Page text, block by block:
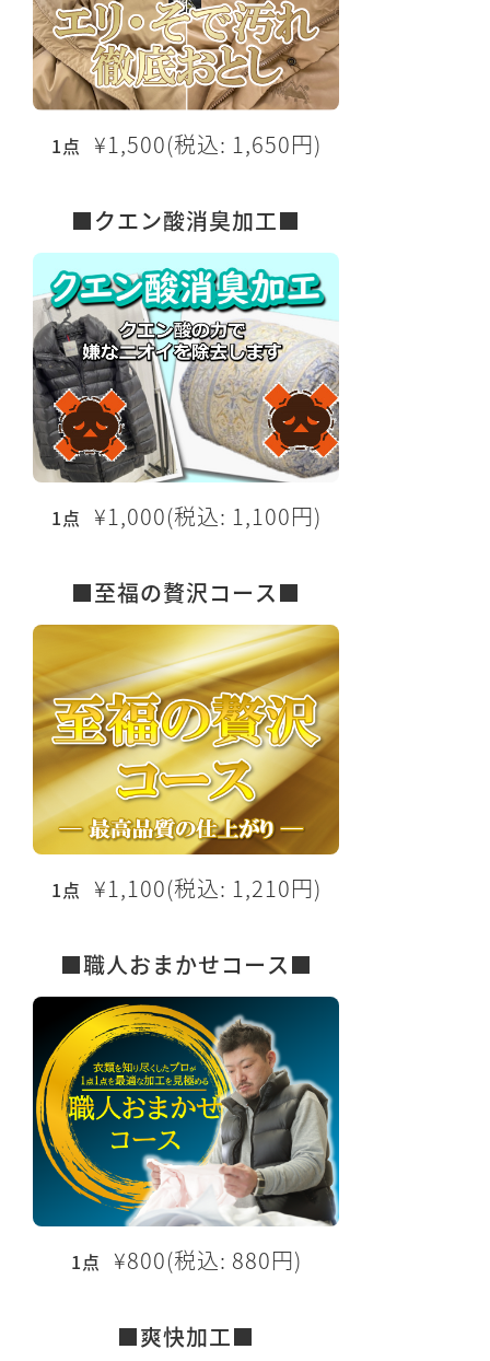
1点 ¥1,500(税込: 1,650円)
■クエン酸消臭加工■
1点 ¥1,000(税込: 1,100円)
■至福の贅沢コース■
1点 ¥1,100(税込: 1,210円)
■職人おまかせコース■
1点 ¥800(税込: 880円)
■爽快加工■